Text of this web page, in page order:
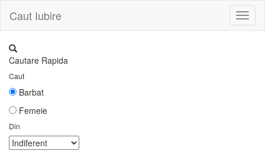
Caut Iubire
Cautare Rapida
Caut
Barbat
Femeie
Din